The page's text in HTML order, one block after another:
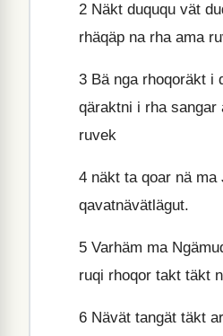
2 Näkt duququ vät
rhäqäp na rha ama
3 Bä nga rhoqoräkt i
qäraktni i rha sangar
ruvek
4 näkt ta qoar nä
qavatnävätlägut.
5 Varhäm ma
ruqi rhoqor takt täkt
6 Nävät tangät täkt